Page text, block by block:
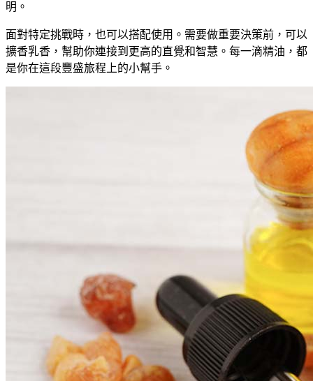
明。
面對特定挑戰時，也可以搭配使用。需要做重要決策前，可以
擴香乳香，幫助你連接到更高的直覺和智慧。每一滴精油，都
是你在這段豐盛旅程上的小幫手。